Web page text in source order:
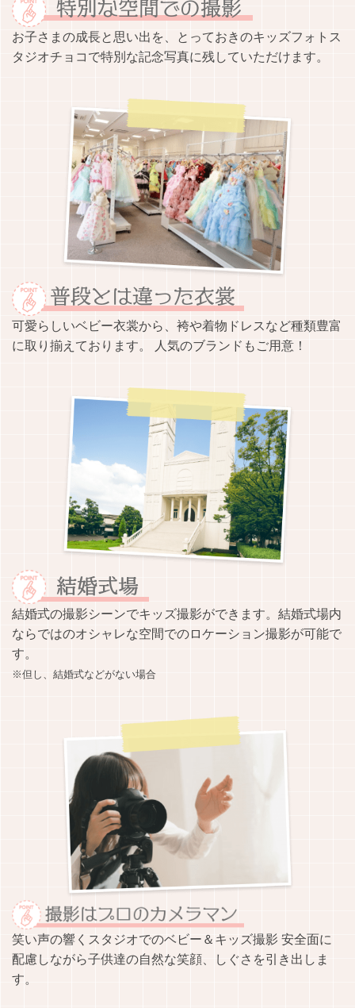
お子さまの成長と思い出を、とっておきのキッズフォトス
タジオチョコで特別な記念写真に残していただけます。
可愛らしいベビー衣裳から、袴や着物ドレスなど種類豊富
に取り揃えております。 人気のブランドもご用意！
結婚式の撮影シーンでキッズ撮影ができます。結婚式場内
ならではのオシャレな空間でのロケーション撮影が可能で
す。
※但し、結婚式などがない場合
笑い声の響くスタジオでのベビー＆キッズ撮影 安全面に
配慮しながら子供達の自然な笑顔、しぐさを引き出しま
す。